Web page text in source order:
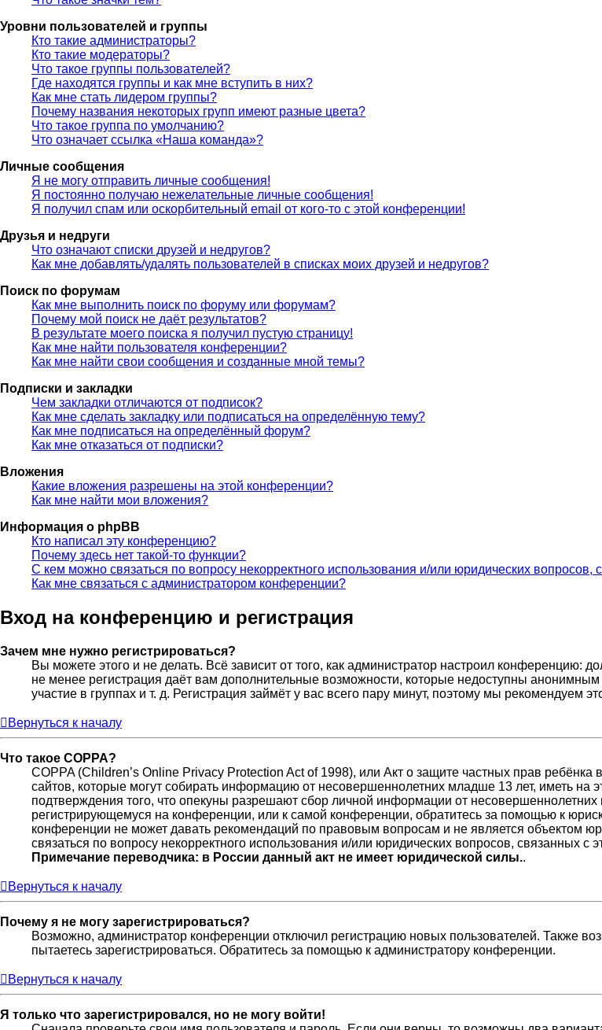
Уровни пользователей и группы
Кто такие администраторы?
Кто такие модераторы?
Что такое группы пользователей?
Где находятся группы и как мне вступить в них?
Как мне стать лидером группы?
Почему названия некоторых групп имеют разные цвета?
Что такое группа по умолчанию?
Что означает ссылка «Наша команда»?
Личные сообщения
Я не могу отправить личные сообщения!
Я постоянно получаю нежелательные личные сообщения!
Я получил спам или оскорбительный email от кого-то с этой конференции!
Друзья и недруги
Что означают списки друзей и недругов?
Как мне добавлять/удалять пользователей в списках моих друзей и недругов?
Поиск по форумам
Как мне выполнить поиск по форуму или форумам?
Почему мой поиск не даёт результатов?
В результате моего поиска я получил пустую страницу!
Как мне найти пользователя конференции?
Как мне найти свои сообщения и созданные мной темы?
Подписки и закладки
Чем закладки отличаются от подписок?
Как мне сделать закладку или подписаться на определённую тему?
Как мне подписаться на определённый форум?
Как мне отказаться от подписки?
Вложения
Какие вложения разрешены на этой конференции?
Как мне найти мои вложения?
Информация о phpBB
Кто написал эту конференцию?
Почему здесь нет такой-то функции?
С кем можно связаться по вопросу некорректного использования и/или юридических вопросов,
Как мне связаться с администратором конференции?
Вход на конференцию и регистрация
Зачем мне нужно регистрироваться?
Вы можете этого и не делать. Всё зависит от того, как администратор настроил конференцию:
не менее регистрация даёт вам дополнительные возможности, которые недоступны
участие в группах и т. д. Регистрация займёт у вас всего пару минут, поэтому мы рекомендуем
Вернуться к началу
Что такое COPPA?
COPPA (Children’s Online Privacy Protection Act of 1998), или Акт о защите частных прав
сайтов, которые могут собирать информацию от несовершеннолетних младше 13 лет, иметь на
подтверждения того, что опекуны разрешают сбор личной информации от
регистрирующемуся на конференции, или к самой конференции, обратитесь за помощью к
конференции не может давать рекомендаций по правовым вопросам и не является объектом
связаться по вопросу некорректного использования и/или юридических вопросов, связанных с
Примечание переводчика: в России данный акт не имеет юридической силы..
Вернуться к началу
Почему я не могу зарегистрироваться?
Возможно, администратор конференции отключил регистрацию новых пользователей. Также
пытаетесь зарегистрироваться. Обратитесь за помощью к администратору конференции.
Вернуться к началу
Я только что зарегистрировался, но не могу войти!